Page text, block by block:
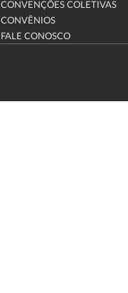
CONVENÇÕES COLETIVAS
CONVÊNIOS
FALE CONOSCO